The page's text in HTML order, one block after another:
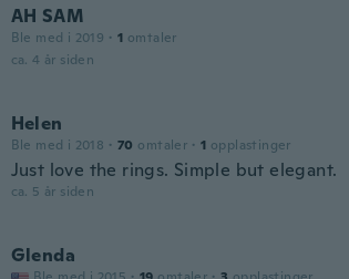
AH SAM
Ble med i 2019 · 1 omtaler
ca. 4 år siden
Helen
Ble med i 2018 · 70 omtaler · 1 opplastinger
Just love the rings. Simple but elegant.
ca. 5 år siden
Glenda